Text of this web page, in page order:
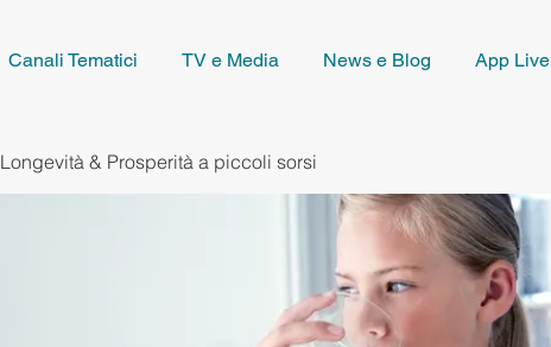
Canali Tematici TV e Media News e Blog App Live
Longevità & Prosperità a piccoli sorsi